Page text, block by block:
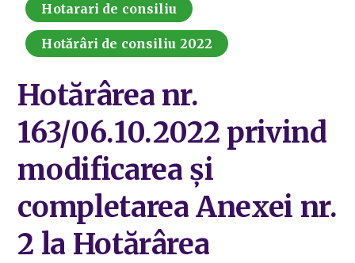
Hotarari de consiliu
Hotărâri de consiliu 2022
Hotărârea nr.
163/06.10.2022 privind
modificarea și
completarea Anexei nr.
2 la Hotărârea